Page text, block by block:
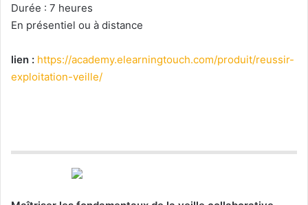
Durée : 7 heures
En présentiel ou à distance
lien : https://academy.elearningtouch.com/produit/reussir-
exploitation-veille/